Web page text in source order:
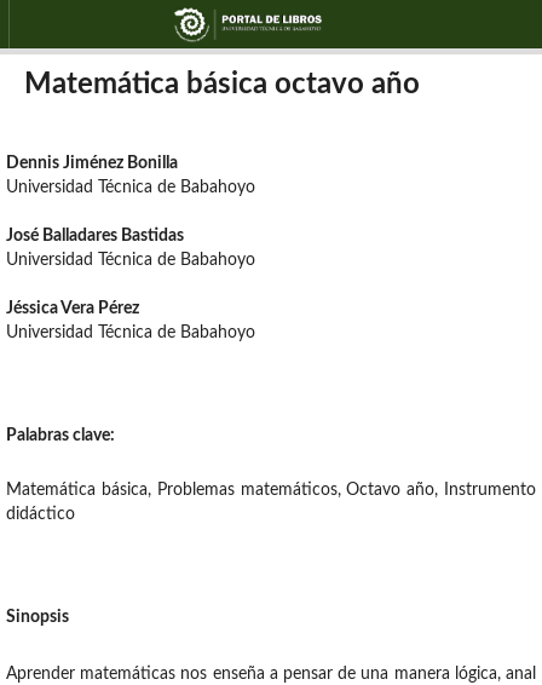
Matemática básica octavo año
Dennis Jiménez Bonilla
Universidad Técnica de Babahoyo
José Balladares Bastidas
Universidad Técnica de Babahoyo
Jéssica Vera Pérez
Universidad Técnica de Babahoyo
Palabras clave:
Matemática básica, Problemas matemáticos, Octavo año, Instrumento
didáctico
Sinopsis
Aprender matemáticas nos enseña a pensar de una manera lógica, anal